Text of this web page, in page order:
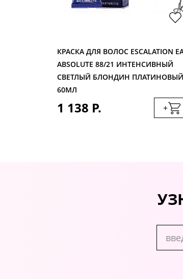
КРАСКА ДЛЯ ВОЛОС ESCALATION
ABSOLUTE 88/21 ИНТЕНСИВНЫЙ
СВЕТЛЫЙ БЛОНДИН
60МЛ
1 138 Р. +